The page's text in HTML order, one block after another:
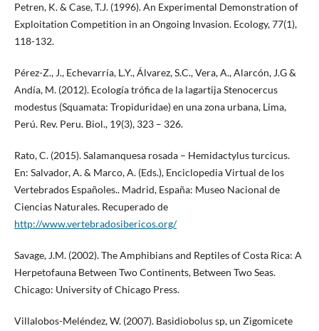
Petren, K. & Case, T.J. (1996). An Experimental Demonstration of
Exploitation Competition in an Ongoing Invasion. Ecology, 77(1),
118-132.
Pérez-Z., J., Echevarría, L.Y., Álvarez, S.C., Vera, A., Alarcón, J.G &
Andía, M. (2012). Ecología trófica de la lagartija Stenocercus
modestus (Squamata: Tropiduridae) en una zona urbana, Lima,
Perú. Rev. Peru. Biol., 19(3), 323 – 326.
Rato, C. (2015). Salamanquesa rosada – Hemidactylus turcicus.
En: Salvador, A. & Marco, A. (Eds.), Enciclopedia Virtual de los
Vertebrados Españoles.. Madrid, España: Museo Nacional de
Ciencias Naturales. Recuperado de
http://www.vertebradosibericos.org/
Savage, J.M. (2002). The Amphibians and Reptiles of Costa Rica: A
Herpetofauna Between Two Continents, Between Two Seas.
Chicago: University of Chicago Press.
Villalobos-Meléndez, W. (2007). Basidiobolus sp, un Zigomicete